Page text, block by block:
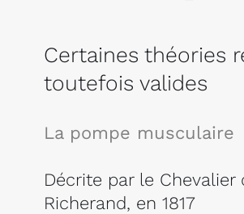
Certaines théories
toutefois valides
La pompe musculaire
Décrite par le Chevalier
Richerand, en 1817